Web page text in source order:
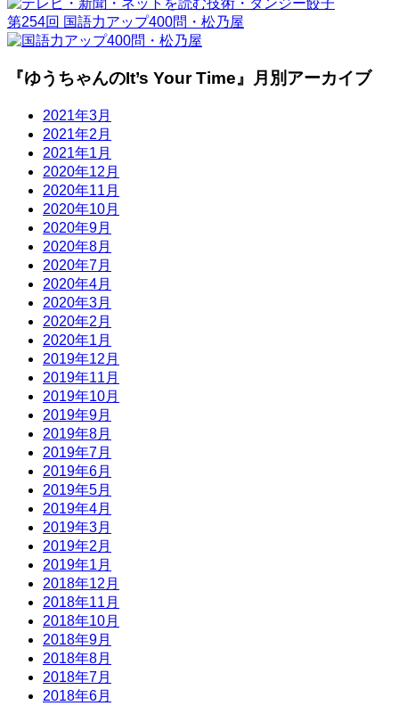
第254回 国語力アップ400問・松乃屋
『ゆうちゃんのIt’s Your Time』月別アーカイブ
2021年3月
2021年2月
2021年1月
2020年12月
2020年11月
2020年10月
2020年9月
2020年8月
2020年7月
2020年4月
2020年3月
2020年2月
2020年1月
2019年12月
2019年11月
2019年10月
2019年9月
2019年8月
2019年7月
2019年6月
2019年5月
2019年4月
2019年3月
2019年2月
2019年1月
2018年12月
2018年11月
2018年10月
2018年9月
2018年8月
2018年7月
2018年6月